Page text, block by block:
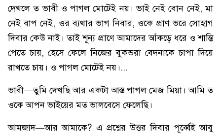
দেখলে ত ভাবী ও পাগল মোটেই নয়। ভাই নেই বোন নেই, মা
নেই বাপ নেই, ওর ব্যথার ভাগ নিবার, ওকে প্রাণ ভরে সোহাগ
দিবার কেউ নাই। তাই শূন্য প্রাণে আমাদের আঁকড়ে ধরে ও শান্তি
পেতে চায়, হেসে ফেলে নিজের বুকভরা বেদনাকে চাপা দিয়ে
রাখতে চায়। ও পাগল মোটেই নয়।...
ভাবী—তুমি দেখছি আর একটা আস্ত পাগল মেজ মিয়া। আমি ত
ওকে আপন ভাইয়ের মত ভালবেসে ফেলেছি।
আমজাদ—আর আমাকে? এ প্রশ্নের উত্তর দিবার পূর্ব্বেই আবু